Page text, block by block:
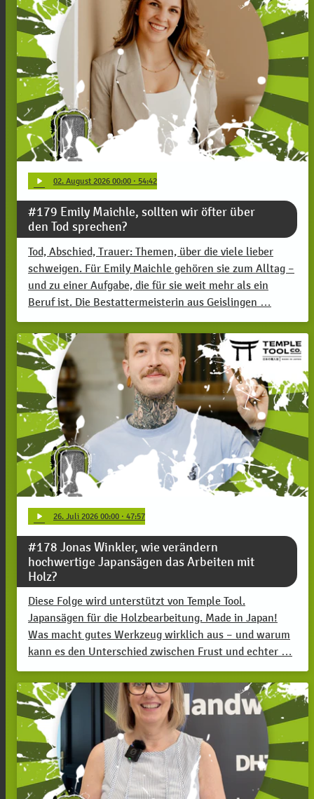
play_arrow 02. August 2026 00:00 · 54:42
#179 Emily Maichle, sollten wir öfter über
den Tod sprechen?
Tod, Abschied, Trauer: Themen, über die viele lieber
schweigen. Für Emily Maichle gehören sie zum Alltag –
und zu einer Aufgabe, die für sie weit mehr als ein
Beruf ist. Die Bestattermeisterin aus Geislingen …
play_arrow 26. Juli 2026 00:00 · 47:57
#178 Jonas Winkler, wie verändern
hochwertige Japansägen das Arbeiten mit
Holz?
Diese Folge wird unterstützt von Temple Tool.
Japansägen für die Holzbearbeitung. Made in Japan!
Was macht gutes Werkzeug wirklich aus – und warum
kann es den Unterschied zwischen Frust und echter …